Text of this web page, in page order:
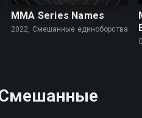
MMA Series Names
2022, Смешанные единоборства